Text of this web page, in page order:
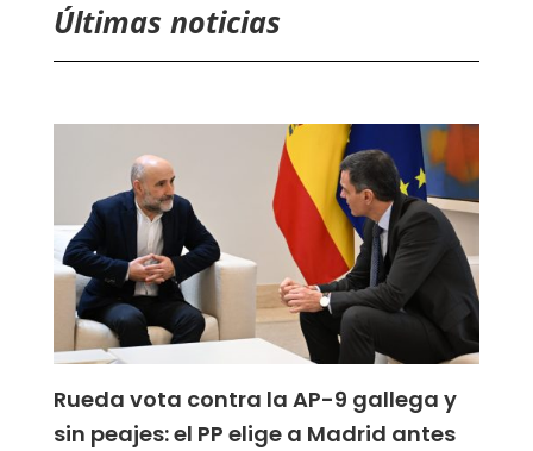
Últimas noticias
Rueda vota contra la AP-9 gallega y
sin peajes: el PP elige a Madrid antes